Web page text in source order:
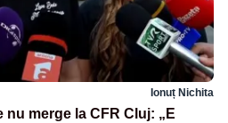
Ionuț Nichita
nu merge la CFR Cluj: „E